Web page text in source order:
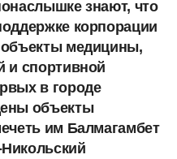
знают, что
корпорации
медицины,
и спортивной
в городе
объекты
им Балмагамбет